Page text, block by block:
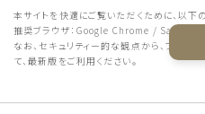
本サイトを快適にご覧いただくために、以下
推奨ブラウザ：Google Chrome / Safari /
なお、セキュリティー的な観点から、ブラウ
て、最新版をご利用ください。